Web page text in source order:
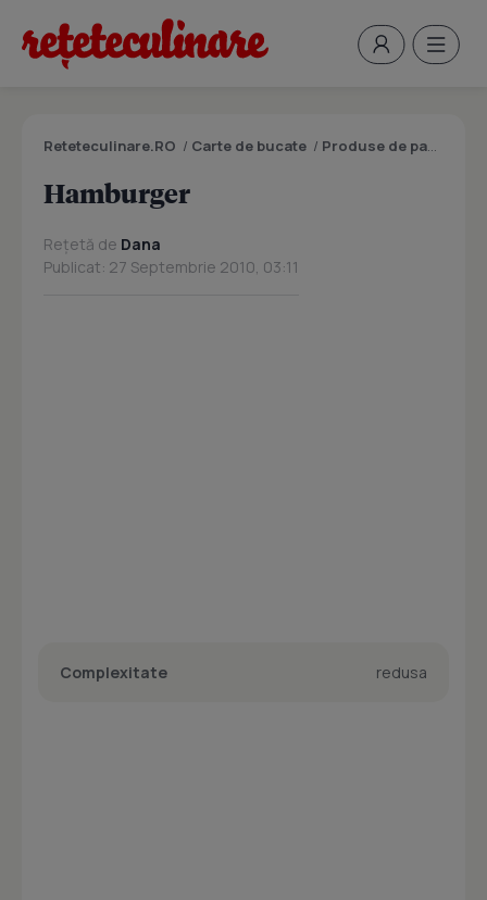
Reteteculinare.RO / Carte de bucate / Produse de panificatie si patiserie
Hamburger
Rețetă de Dana
Publicat: 27 Septembrie 2010, 03:11
Complexitate redusa